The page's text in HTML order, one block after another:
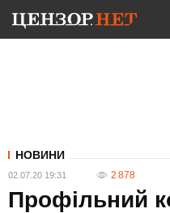
НОВИНИ
02.07.20 19:31 2 878
Профільний